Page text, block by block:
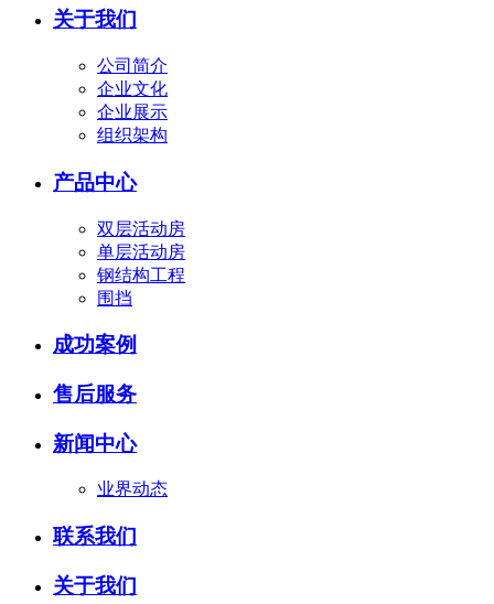
关于我们
公司简介
企业文化
企业展示
组织架构
产品中心
双层活动房
单层活动房
钢结构工程
围挡
成功案例
售后服务
新闻中心
业界动态
联系我们
关于我们